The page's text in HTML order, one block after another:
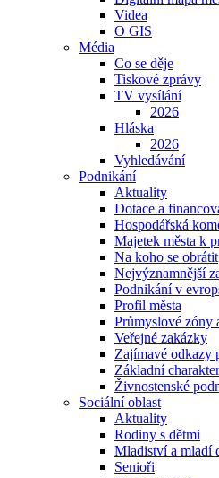
Videa
O GIS
Média
Co se děje
Tiskové zprávy
TV vysílání
2026
Hláska
2026
Vyhledávání
Podnikání
Aktuality
Dotace a
Hospodářská
Majetek města k
Na koho se obrátit
Nejvýznamnější
Podnikání v
Profil města
Průmyslové
Veřejné zakázky
Zajímavé odkazy
Základní
Živnostenské
Sociální oblast
Aktuality
Rodiny s dětmi
Mladiství a mladí
Senioři